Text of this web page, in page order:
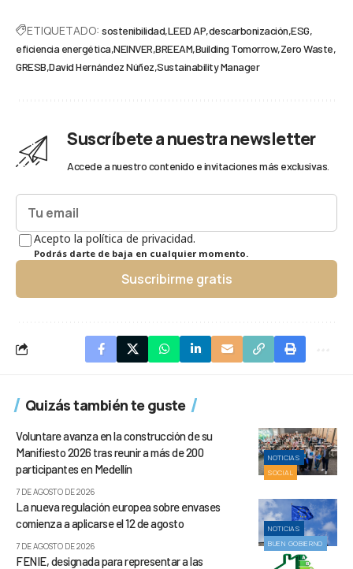
ETIQUETADO: sostenibilidad LEED AP descarbonización ESG
eficiencia energética NEINVER BREEAM Building Tomorrow Zero Waste
GRESB David Hernández Núñez Sustainability Manager
Suscríbete a nuestra newsletter
Accede a nuestro contenido e invitaciones más exclusivas.
Acepto la política de privacidad.
Podrás darte de baja en cualquier momento.
Suscribirme gratis
Quizás también te guste
NOTICIAS
SOCIAL
Voluntare avanza en la construcción de su
Manifiesto 2026 tras reunir a más de 200
participantes en Medellín
7 DE AGOSTO DE 2026
NOTICIAS
BUEN GOBIERNO
La nueva regulación europea sobre envases
comienza a aplicarse el 12 de agosto
7 DE AGOSTO DE 2026
FENIE, designada para representar a las